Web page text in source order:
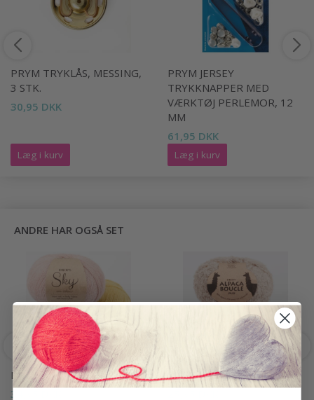
PRYM TRYKLÅS, MESSING,
3 STK.
30,95 DKK
Læg i kurv
PRYM JERSEY
TRYKKNAPPER MED
VÆRKTØJ PERLEMOR, 12
MM
61,95 DKK
Læg i kurv
ANDRE HAR OGSÅ SET
DROPS SKY
34,95 DKK
DROPS ALPACA BOUCLÉ